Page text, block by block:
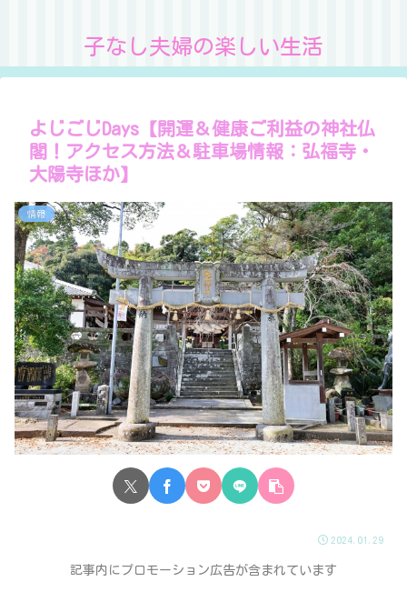
子なし夫婦の楽しい生活
よじごじDays【開運＆健康ご利益の神社仏
閣！アクセス方法＆駐車場情報：弘福寺・
大陽寺ほか】
情報
2024.01.29
記事内にプロモーション広告が含まれています